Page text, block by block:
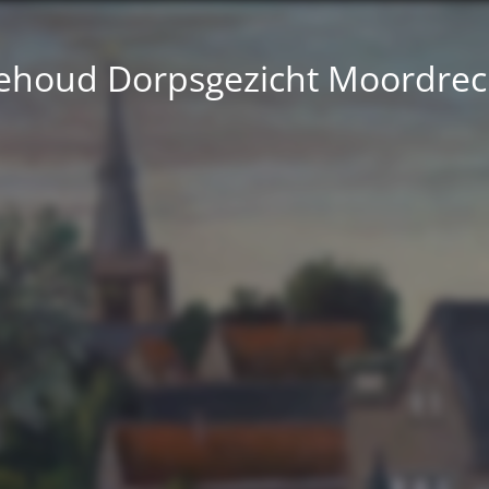
Dorpsgezicht